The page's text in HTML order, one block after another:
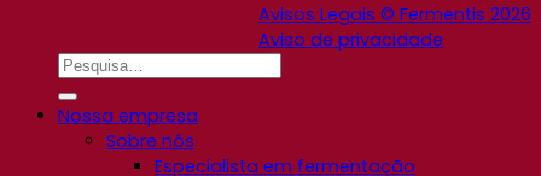
Avisos Legais © Fermentis 2026
Aviso de privacidade
Nossa empresa
Sobre nós
Especialista em fermentação